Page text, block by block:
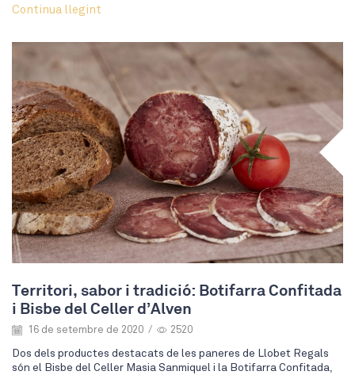
Continua llegint
Territori, sabor i tradició: Botifarra Confitada
i Bisbe del Celler d’Alven
16 de setembre de 2020 / 2520
Dos dels productes destacats de les paneres de Llobet Regals
són el Bisbe del Celler Masia Sanmiquel i la Botifarra Confitada,